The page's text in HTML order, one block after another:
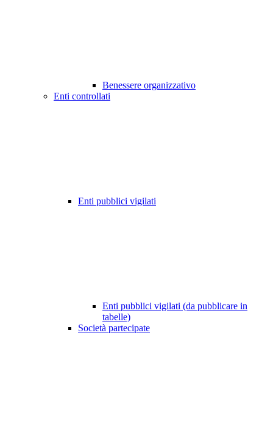
Benessere organizzativo
Enti controllati
Enti pubblici vigilati
Enti pubblici vigilati (da pubblicare in
tabelle)
Società partecipate